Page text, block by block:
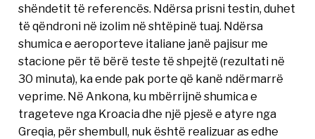
shëndetit të referencës. Ndërsa prisni testin, duhet
të qëndroni në izolim në shtëpinë tuaj. Ndërsa
shumica e aeroporteve italiane janë pajisur me
stacione për të bërë teste të shpejtë (rezultati në
30 minuta), ka ende pak porte që kanë ndërmarrë
veprime. Në Ankona, ku mbërrijnë shumica e
trageteve nga Kroacia dhe një pjesë e atyre nga
Greqia, për shembull, nuk është realizuar as edhe